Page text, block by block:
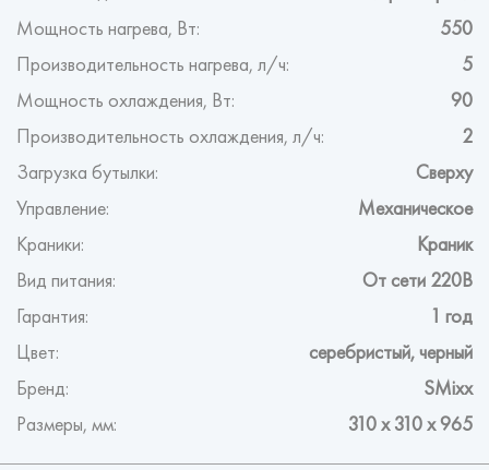
Мощность нагрева, Вт: 550
Производительность нагрева, л/ч: 5
Мощность охлаждения, Вт: 90
Производительность охлаждения, л/ч: 2
Загрузка бутылки: Сверху
Управление: Механическое
Краники: Краник
Вид питания: От сети 220В
Гарантия: 1 год
Цвет: серебристый, черный
Бренд: SMixx
Размеры, мм: 310 х 310 х 965